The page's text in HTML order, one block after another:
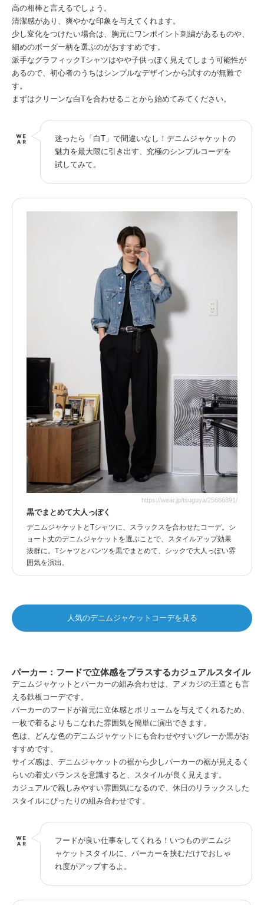
高の相棒と言えるでしょう。
清潔感があり、爽やかな印象を与えてくれます。
少し変化をつけたい場合は、胸元にワンポイント刺繍があるものや、
細めのボーダー柄を選ぶのがおすすめです。
派手なグラフィックTシャツはやや子供っぽく見えてしまう可能性が
あるので、初心者のうちはシンプルなデザインから試すのが無難で
す。
まずはクリーンな白Tを合わせることから始めてみてください。
迷ったら「白T」で間違いなし！デニムジャケットの
魅力を最大限に引き出す、究極のシンプルコーデを
試してみて。
https://wear.jp/tsuguya/25666891/
黒でまとめて大人っぽく
デニムジャケットとTシャツに、スラックスを合わせたコーデ。シ
ョート丈のデニムジャケットを選ぶことで、スタイルアップ効果
抜群に。Tシャツとパンツを黒でまとめて、シックで大人っぽい雰
囲気を演出。
人気のデニムジャケットコーデを見る
パーカー：フードで立体感をプラスするカジュアルスタイル
デニムジャケットとパーカーの組み合わせは、アメカジの王道とも言
える鉄板コーデです。
パーカーのフードが首元に立体感とボリュームを与えてくれるため、
一枚で着るよりもこなれた雰囲気を簡単に演出できます。
色は、どんな色のデニムジャケットにも合わせやすいグレーか黒がお
すすめです。
サイズ感は、デニムジャケットの裾から少しパーカーの裾が見えるく
らいの着丈バランスを意識すると、スタイルが良く見えます。
カジュアルで親しみやすい雰囲気になるので、休日のリラックスした
スタイルにぴったりの組み合わせです。
フードが良い仕事をしてくれる！いつものデニムジ
ャケットスタイルに、パーカーを挟むだけでおしゃ
れ度がアップするよ。